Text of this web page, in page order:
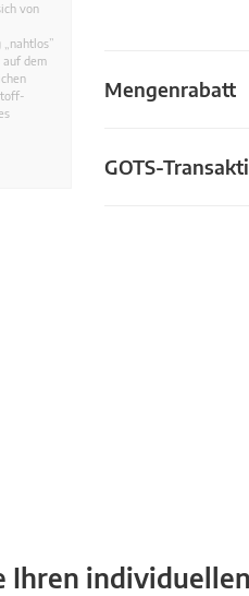
Mengenrabatt
GOTS-
von
dem
Ihren